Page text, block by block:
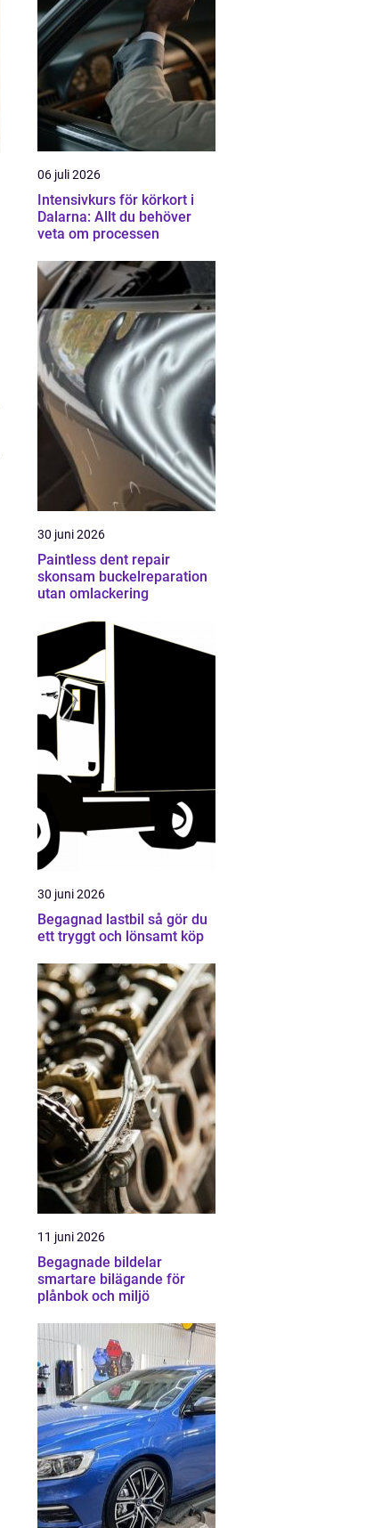
06 juli 2026
Intensivkurs för körkort i
Dalarna: Allt du behöver
veta om processen
30 juni 2026
Paintless dent repair
skonsam buckelreparation
utan omlackering
30 juni 2026
Begagnad lastbil så gör du
ett tryggt och lönsamt köp
11 juni 2026
Begagnade bildelar
smartare bilägande för
plånbok och miljö